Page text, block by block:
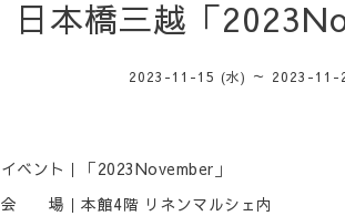
日本橋三越「
2023-11-15 (水) ～ 2023-11-
イベント｜「2023November」
会 場｜本館4階 リネンマルシェ内